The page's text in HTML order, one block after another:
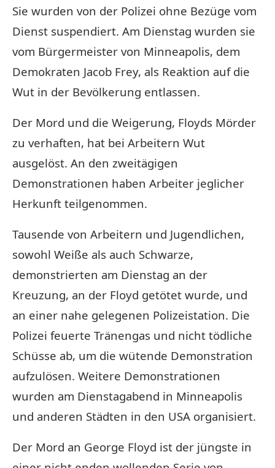
Sie wurden von der Polizei ohne Bezüge vom
Dienst suspendiert. Am Dienstag wurden sie
vom Bürgermeister von Minneapolis, dem
Demokraten Jacob Frey, als Reaktion auf die
Wut in der Bevölkerung entlassen.
Der Mord und die Weigerung, Floyds Mörder
zu verhaften, hat bei Arbeitern Wut
ausgelöst. An den zweitägigen
Demonstrationen haben Arbeiter jeglicher
Herkunft teilgenommen.
Tausende von Arbeitern und Jugendlichen,
sowohl Weiße als auch Schwarze,
demonstrierten am Dienstag an der
Kreuzung, an der Floyd getötet wurde, und
an einer nahe gelegenen Polizeistation. Die
Polizei feuerte Tränengas und nicht tödliche
Schüsse ab, um die wütende Demonstration
aufzulösen. Weitere Demonstrationen
wurden am Dienstagabend in Minneapolis
und anderen Städten in den USA organisiert.
Der Mord an George Floyd ist der jüngste in